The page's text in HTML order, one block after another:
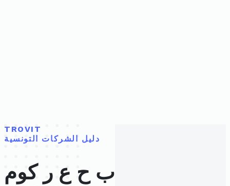
TROVIT
دليل الشركات التونسية
ب ح ع ر كوم